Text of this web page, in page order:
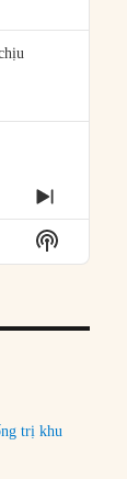
NEXT
Show
Podcast
trị khu